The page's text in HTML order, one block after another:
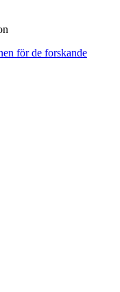
för de forskande